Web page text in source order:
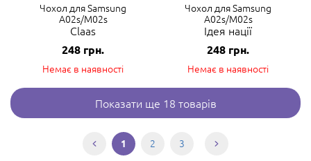
Чохол для Samsung
A02s/M02s
Claas
248 грн.
Немає в наявності
Чохол для Samsung
A02s/M02s
Ідея нації
248 грн.
Немає в наявності
Показати ще 18 товарів
1 2 3